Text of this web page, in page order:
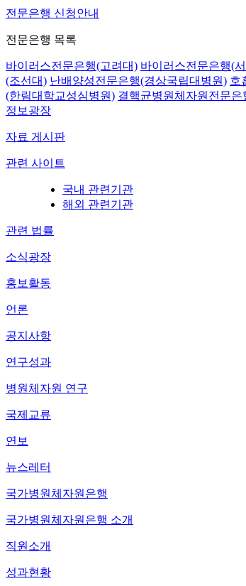
전문은행 신청안내
전문은행 목록
바이러스전문은행(고려대) 바이러스전문은행(
(조선대) 난배양성전문은행(경상국립대병원) 호
(한림대학교성심병원) 결핵균병원체자원전문
정보광장
자료 게시판
관련 사이트
국내 관련기관
해외 관련기관
관련 법률
소식광장
홍보활동
언론
공지사항
연구성과
병원체자원 연구
국제교류
연보
뉴스레터
국가병원체자원은행
국가병원체자원은행 소개
직원소개
성과현황